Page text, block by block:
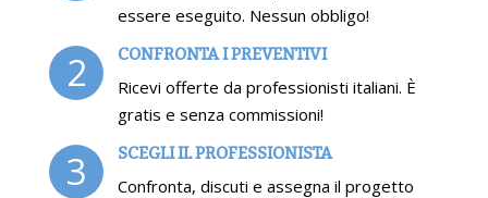
essere eseguito. Nessun obbligo!
2 CONFRONTA I PREVENTIVI
Ricevi offerte da professionisti italiani. È
gratis e senza commissioni!
3 SCEGLI IL PROFESSIONISTA
Confronta, discuti e assegna il progetto